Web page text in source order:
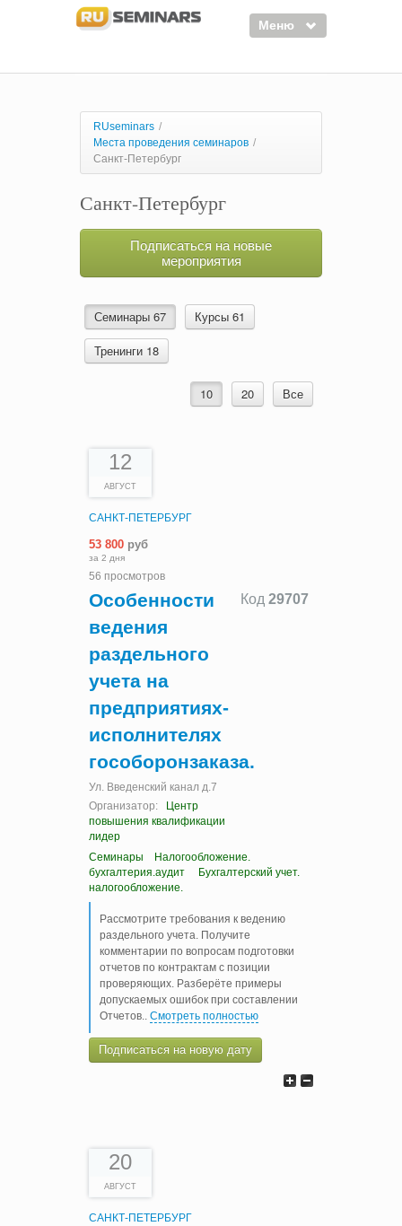
Меню
Курсы
Тренинги
RUseminars /
Места проведения семинаров /
Санкт-Петербург
Санкт-Петербург
Подписаться на новые
мероприятия
Семинары 67
Курсы 61
Тренинги 18
10 20 Все
12
АВГУСТ
САНКТ-ПЕТЕРБУРГ
53 800 руб
за 2 дня
56 просмотров
Код 29707
Особенности
ведения
раздельного
учета на
предприятиях-
исполнителях
гособоронзаказа.
Ул. Введенский канал д.7
Организатор:
Центр
повышения квалификации
лидер
Семинары
Налогообложение.
бухгалтерия.аудит
Бухгалтерский учет.
налогообложение.
Рассмотрите требования к ведению
раздельного учета. Получите
комментарии по вопросам подготовки
отчетов по контрактам с позиции
проверяющих. Разберёте примеры
допускаемых ошибок при составлении
Отчетов.. Смотреть полностью
Подписаться на новую дату
20
АВГУСТ
САНКТ-ПЕТЕРБУРГ